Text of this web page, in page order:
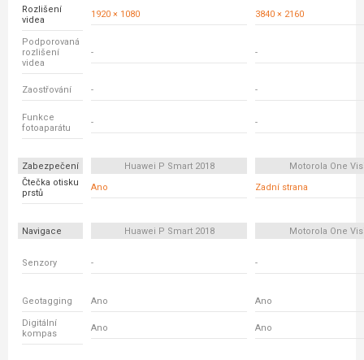
Rozlišení
videa
1920 × 1080 3840 × 2160
Podporovaná
rozlišení
videa
- -
Zaostřování - -
Funkce
fotoaparátu
- -
Zabezpečení Huawei P Smart 2018
Motorola One
Čtečka otisku
prstů
Ano Zadní strana
Navigace Huawei P Smart 2018 Motorola One
Senzory - -
Geotagging Ano Ano
Digitální
kompas
Ano Ano